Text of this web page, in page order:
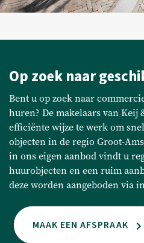
Op zoek naar
Bent u op zoek naar
huren? De makelaars van Keij
efficiënte wijze te werk om
objecten in de regio Groot-
in ons eigen aanbod vindt u
huurobjecten en een ruim
deze worden aangeboden via
MAAK EEN AFSPRAAK